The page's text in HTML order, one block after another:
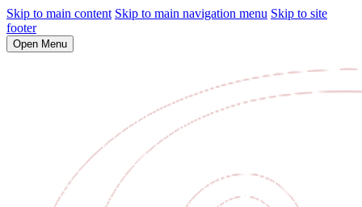
Skip to main content Skip to main navigation menu Skip to site
footer
Open Menu